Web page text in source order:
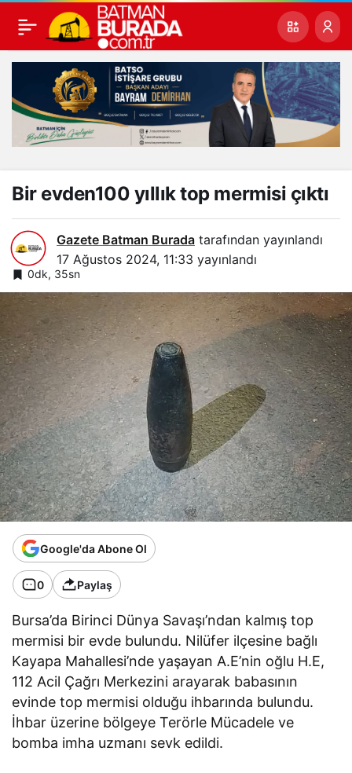
Bir evden100 yıllık top mermisi çıktı
Gazete Batman Burada tarafından yayınlandı
17 Ağustos 2024, 11:33 yayınlandı
0dk, 35sn
Google'da Abone Ol
0 Paylaş
Bursa’da Birinci Dünya Savaşı’ndan kalmış top
mermisi bir evde bulundu. Nilüfer ilçesine bağlı
Kayapa Mahallesi’nde yaşayan A.E’nin oğlu H.E,
112 Acil Çağrı Merkezini arayarak babasının
evinde top mermisi olduğu ihbarında bulundu.
İhbar üzerine bölgeye Terörle Mücadele ve
bomba imha uzmanı sevk edildi.